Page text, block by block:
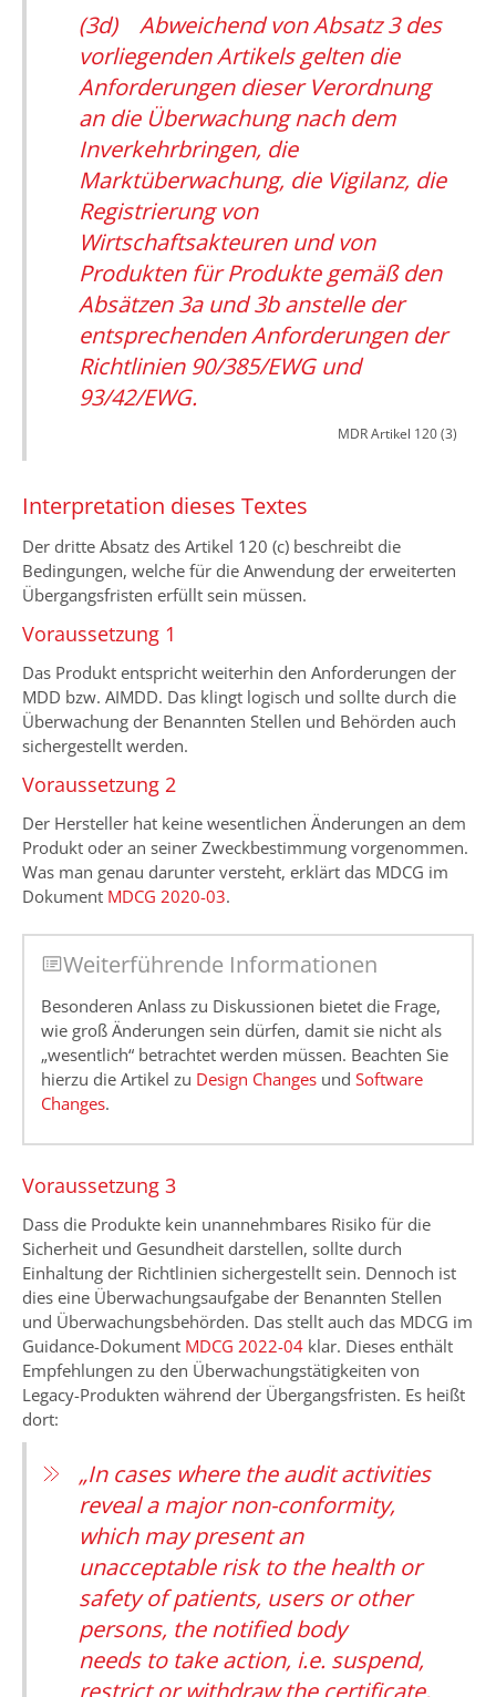
(3d) Abweichend von Absatz 3 des
vorliegenden Artikels gelten die
Anforderungen dieser Verordnung
an die Überwachung nach dem
Inverkehrbringen, die
Marktüberwachung, die Vigilanz, die
Registrierung von
Wirtschaftsakteuren und von
Produkten für Produkte gemäß den
Absätzen 3a und 3b anstelle der
entsprechenden Anforderungen der
Richtlinien 90/385/EWG und
93/42/EWG.
MDR Artikel 120 (3)
Interpretation dieses Textes
Der dritte Absatz des Artikel 120 (c) beschreibt die
Bedingungen, welche für die Anwendung der erweiterten
Übergangsfristen erfüllt sein müssen.
Voraussetzung 1
Das Produkt entspricht weiterhin den Anforderungen der
MDD bzw. AIMDD. Das klingt logisch und sollte durch die
Überwachung der Benannten Stellen und Behörden auch
sichergestellt werden.
Voraussetzung 2
Der Hersteller hat keine wesentlichen Änderungen an dem
Produkt oder an seiner Zweckbestimmung vorgenommen.
Was man genau darunter versteht, erklärt das MDCG im
Dokument MDCG 2020-03.
Weiterführende Informationen
Besonderen Anlass zu Diskussionen bietet die Frage,
wie groß Änderungen sein dürfen, damit sie nicht als
„wesentlich“ betrachtet werden müssen. Beachten Sie
hierzu die Artikel zu Design Changes und Software
Changes.
Voraussetzung 3
Dass die Produkte kein unannehmbares Risiko für die
Sicherheit und Gesundheit darstellen, sollte durch
Einhaltung der Richtlinien sichergestellt sein. Dennoch ist
dies eine Überwachungsaufgabe der Benannten Stellen
und Überwachungsbehörden. Das stellt auch das MDCG im
Guidance-Dokument MDCG 2022-04 klar. Dieses enthält
Empfehlungen zu den Überwachungstätigkeiten von
Legacy-Produkten während der Übergangsfristen. Es heißt
dort:
„In cases where the audit activities
reveal a major non-conformity,
which may present an
unacceptable risk to the health or
safety of patients, users or other
persons, the notified body
needs to take action, i.e. suspend,